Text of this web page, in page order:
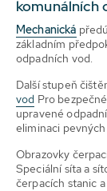
komunálních
Mechanická
základním
odpadních vod.
Další stupeň
vod Pro
upravené
eliminaci
Obrazovky
Speciální síta a
čerpacích stanic